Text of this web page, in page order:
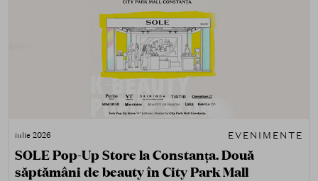
iulie 2026 EVENIMENTE
SOLE Pop-Up Store la Constanța. Două
săptămâni de beauty în City Park Mall